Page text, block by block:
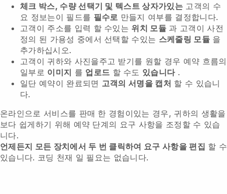
체크 박스, 수량 선택기 및 텍스트 상자가있는 고객의 수
요 정보는이 필드를 필수로 만들지 여부를 결정합니다.
고객이 주소를 입력 할 수있는 위치 모듈 과 고객이 사전
정의 된 가용성 중에서 선택할 수있는 스케줄링 모듈을
추가하십시오.
고객이 귀하와 사진을주고 받기를 원할 경우 예약 흐름의
일부로 이미지 를 업로드 할 수도 있습니다.
일단 예약이 완료되면 고객의 서명을 캡처 할 수 있습니
다.
온라인으로 서비스를 판매 한 경험이있는 경우, 귀하의 생활을
보다 쉽게하기 위해 예약 단계의 요구 사항을 조정할 수 있습
니다.
언제든지 모든 장치에서 두 번 클릭하여 요구 사항을 편집 할 수
있습니다. 코딩 천재 일 필요는 없습니다.